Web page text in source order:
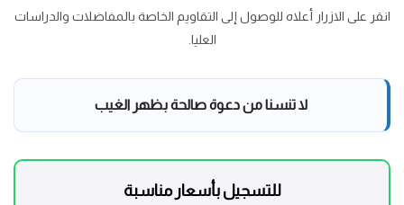
انقر على الازرار أعلاه للوصول إلى التقاويم الخاصة بالمفاضلات والدراسات
العليا.
لا تنسنا من دعوة صالحة بظهر الغيب
للتسجيل بأسعار مناسبة